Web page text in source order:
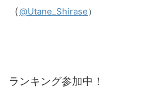
（@Utane_Shirase）
ランキング参加中！